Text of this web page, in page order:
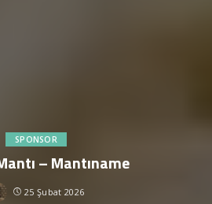
SPONSOR
– Mantıname
25 Şubat 2026